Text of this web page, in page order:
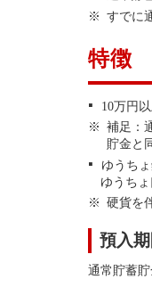
すでに
特徴
10万円
補足：
貯金と
ゆうち
ゆうち
硬貨を
預入
通常貯蓄